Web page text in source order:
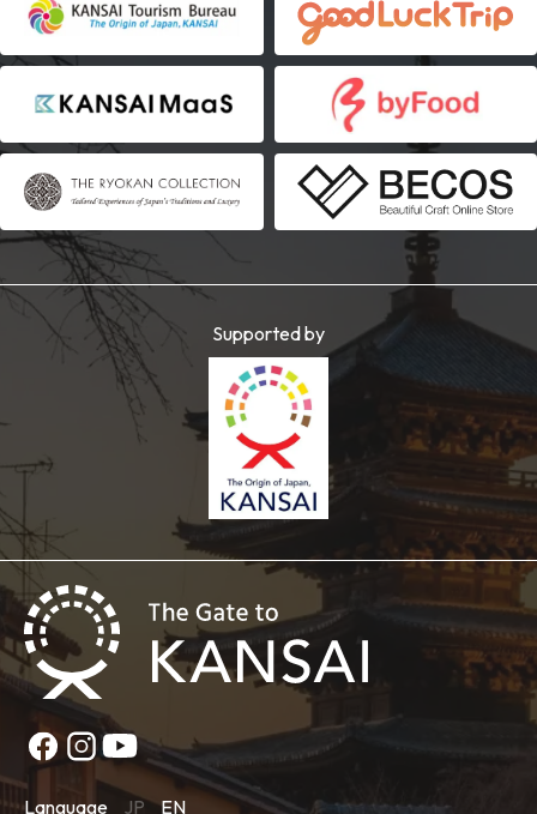
Supported by
Language JP EN